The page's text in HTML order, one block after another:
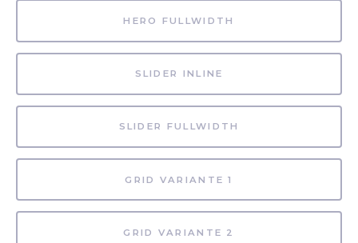
HERO FULLWIDTH
SLIDER INLINE
SLIDER FULLWIDTH
GRID VARIANTE 1
GRID VARIANTE 2